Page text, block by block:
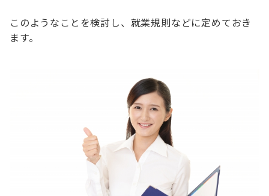
このようなことを検討し、就業規則などに定めておき
ます。